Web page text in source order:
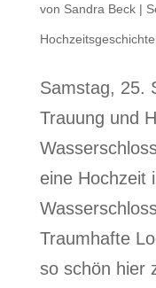
von Sandra Beck|
Samstag, 25.
Trauung und
eine Hochzeit
Traumhafte
so schön hier